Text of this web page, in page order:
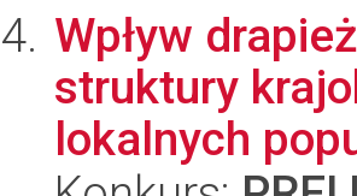
Wpływ
struktury
lokalnych